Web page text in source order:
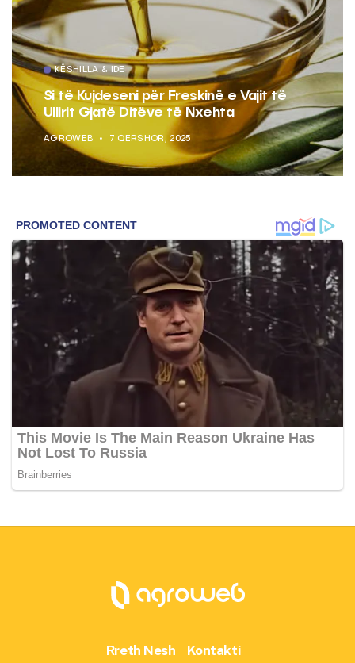
KËSHILLA & IDE
Si të Kujdeseni për Freskinë e Vajit të
Ullirit Gjatë Ditëve të Nxehta
AGROWEB 7 QERSHOR, 2025
Rreth Nesh Kontakti